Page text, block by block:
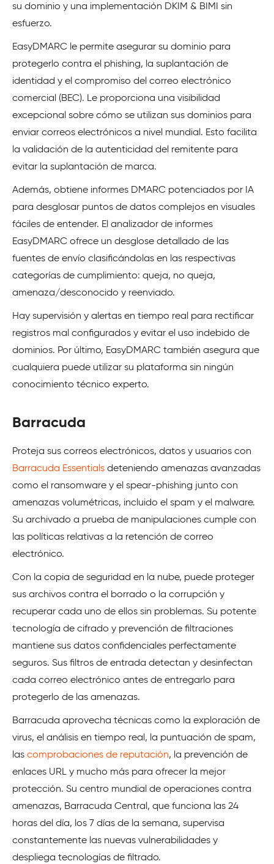
su dominio y una implementación DKIM & BIMI sin
esfuerzo.
EasyDMARC le permite asegurar su dominio para
protegerlo contra el phishing, la suplantación de
identidad y el compromiso del correo electrónico
comercial (BEC). Le proporciona una visibilidad
excepcional sobre cómo se utilizan sus dominios para
enviar correos electrónicos a nivel mundial. Esto facilita
la validación de la autenticidad del remitente para
evitar la suplantación de marca.
Además, obtiene informes DMARC potenciados por IA
para desglosar puntos de datos complejos en visuales
fáciles de entender. El analizador de informes
EasyDMARC ofrece un desglose detallado de las
fuentes de envío clasificándolas en las respectivas
categorías de cumplimiento: queja, no queja,
amenaza/desconocido y reenviado.
Hay supervisión y alertas en tiempo real para rectificar
registros mal configurados y evitar el uso indebido de
dominios. Por último, EasyDMARC también asegura que
cualquiera puede utilizar su plataforma sin ningún
conocimiento técnico experto.
Barracuda
Proteja sus correos electrónicos, datos y usuarios con
Barracuda Essentials deteniendo amenazas avanzadas
como el ransomware y el spear-phishing junto con
amenazas volumétricas, incluido el spam y el malware.
Su archivado a prueba de manipulaciones cumple con
las políticas relativas a la retención de correo
electrónico.
Con la copia de seguridad en la nube, puede proteger
sus archivos contra el borrado o la corrupción y
recuperar cada uno de ellos sin problemas. Su potente
tecnología de cifrado y prevención de filtraciones
mantiene sus datos confidenciales perfectamente
seguros. Sus filtros de entrada detectan y desinfectan
cada correo electrónico antes de entregarlo para
protegerlo de las amenazas.
Barracuda aprovecha técnicas como la exploración de
virus, el análisis en tiempo real, la puntuación de spam,
las comprobaciones de reputación, la prevención de
enlaces URL y mucho más para ofrecer la mejor
protección. Su centro mundial de operaciones contra
amenazas, Barracuda Central, que funciona las 24
horas del día, los 7 días de la semana, supervisa
constantemente las nuevas vulnerabilidades y
despliega tecnologías de filtrado.